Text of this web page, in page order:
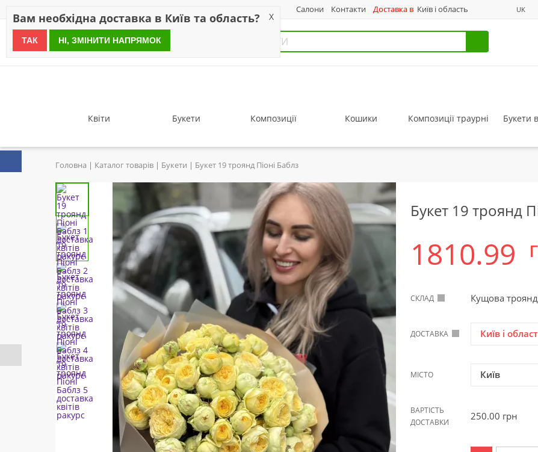
Салони Контакти Доставка в Київ і область UK
since 1999
Квіти Букети Композиції Кошики Композиції траурні Букети
Головна Каталог товарів Букети Букет 19 троянд Піоні Баблз
Букет 19 троянд
1810.99
СКЛАД Кущова
ДОСТАВКА Київ і
МІСТО Київ
ВАРТІСТЬ
ДОСТАВКИ
250.00 грн
Вам необхідна доставка в Київ та область? X
ТАК НІ, ЗМІНИТИ НАПРЯМОК